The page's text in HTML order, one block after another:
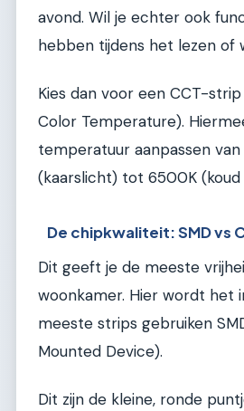
avond. Wil je echter ook
hebben tijdens het lezen of
Kies dan voor een CCT-
Color Temperature).
temperatuur aanpassen
(kaarslicht) tot 6500K (koud
De chipkwaliteit: SMD vs
Dit geeft je de meeste
woonkamer. Hier wordt het
meeste strips gebruiken
Mounted Device).
Dit zijn de kleine, ronde